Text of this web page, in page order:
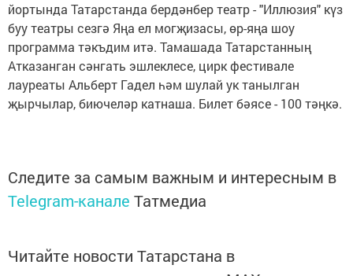
йортында Татарстанда бердәнбер театр - "Иллюзия" күз
буу театры сезгә Яңа ел могҗизасы, өр-яңа шоу
программа тәкъдим итә. Тамашада Татарстанның
Атказанган сәнгать эшлеклесе, цирк фестивале
лауреаты Альберт Гадел һәм шулай ук танылган
җырчылар, биючеләр катнаша. Билет бәясе - 100 тәңкә.
Следите за самым важным и интересным в
Telegram-канале Татмедиа
Читайте новости Татарстана в